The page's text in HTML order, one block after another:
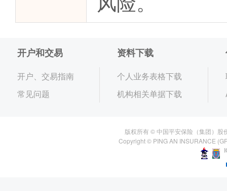
开户和交易
开户、交易指南
常见问题
资料下载
个人业务表格下载
机构相关单据下载
版权所有 © 中国平安保险（集团）股
Copyright © PING AN INSURANCE